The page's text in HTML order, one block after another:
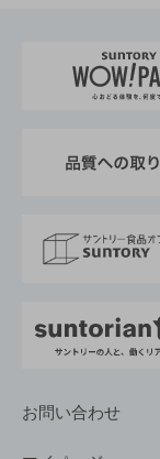
地域情報
サントリーサ
サントリー
企業概要
採用情報
お問い合わせ